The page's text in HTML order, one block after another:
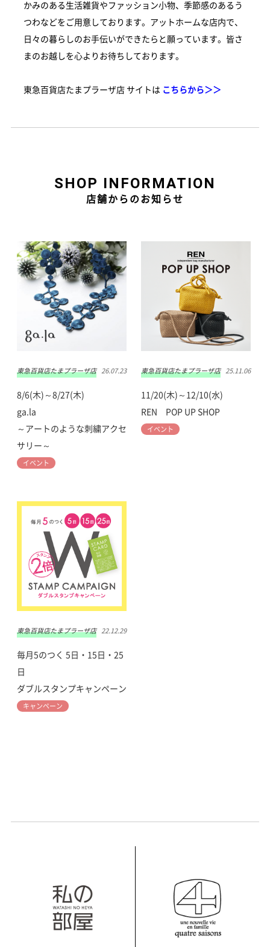
かみのある生活雑貨やファッション小物、季節感のあるう
つわなどをご用意しております。アットホームな店内で、
日々の暮らしのお手伝いができたらと願っています。皆さ
まのお越しを心よりお待ちしております。
東急百貨店たまプラーザ店 サイトは こちらから＞＞
SHOP INFORMATION
店舗からのお知らせ
東急百貨店たまプラーザ店 26.07.23
8/6(木)～8/27(木)
ga.la
～アートのような刺繍アクセ
サリー～
イベント
東急百貨店たまプラーザ店 25.11.06
11/20(木)～12/10(水)
REN POP UP SHOP
イベント
東急百貨店たまプラーザ店 22.12.29
毎月5のつく 5日・15日・25
日
ダブルスタンプキャンペーン
キャンペーン